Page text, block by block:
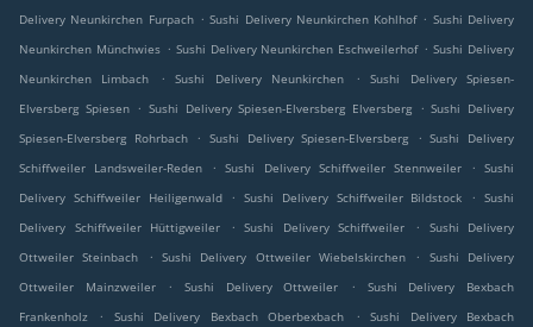
Delivery Neunkirchen Furpach . Sushi Delivery Neunkirchen Kohlhof . Sushi Delivery
Neunkirchen Münchwies . Sushi Delivery Neunkirchen Eschweilerhof . Sushi Delivery
Neunkirchen Limbach
. Sushi Delivery Neunkirchen .
Sushi Delivery Spiesen-
Elversberg Spiesen . Sushi Delivery Spiesen-Elversberg Elversberg . Sushi Delivery
Spiesen-Elversberg Rohrbach
. Sushi Delivery Spiesen-Elversberg . Sushi Delivery
Schiffweiler Landsweiler-Reden
. Sushi Delivery Schiffweiler Stennweiler . Sushi
Delivery Schiffweiler Heiligenwald
. Sushi Delivery Schiffweiler Bildstock . Sushi
Delivery Schiffweiler Hüttigweiler
. Sushi Delivery Schiffweiler .
Sushi Delivery
Ottweiler Steinbach
. Sushi Delivery Ottweiler Wiebelskirchen .
Sushi Delivery
Ottweiler Mainzweiler
. Sushi Delivery Ottweiler .
Sushi Delivery Bexbach
Frankenholz
. Sushi Delivery Bexbach Oberbexbach .
Sushi Delivery Bexbach